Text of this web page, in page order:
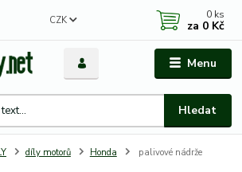
Menu
CZK
Hledat
0 ks
za 0 Kč
díly motorů Honda palivové nádrže